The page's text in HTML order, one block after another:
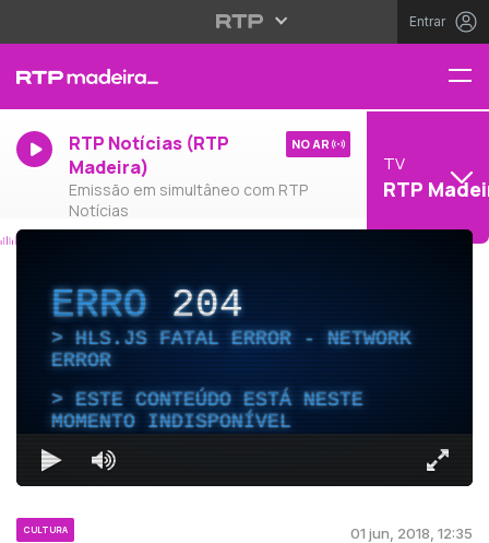
Entrar
RTP Notícias (RTP
Madeira)
Emissão em simultâneo com RTP
Notícias
NO AR
TV
RTP
ERRO204
HLS.JS FATAL ERROR - NETWORK
ERROR
ESTE CONTEÚDO ESTÁ NESTE
MOMENTO INDISPONÍVEL
CULTURA 01 jun, 2018, 12:35